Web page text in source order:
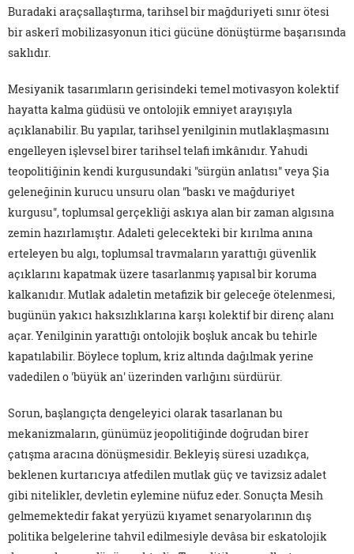
Buradaki araçsallaştırma, tarihsel bir mağduriyeti sınır ötesi
bir askerî mobilizasyonun itici gücüne dönüştürme başarısında
saklıdır.
Mesiyanik tasarımların gerisindeki temel motivasyon kolektif
hayatta kalma güdüsü ve ontolojik emniyet arayışıyla
açıklanabilir. Bu yapılar, tarihsel yenilginin mutlaklaşmasını
engelleyen işlevsel birer tarihsel telafi imkânıdır. Yahudi
teopolitiğinin kendi kurgusundaki "sürgün anlatısı" veya Şia
geleneğinin kurucu unsuru olan "baskı ve mağduriyet
kurgusu", toplumsal gerçekliği askıya alan bir zaman algısına
zemin hazırlamıştır. Adaleti gelecekteki bir kırılma anına
erteleyen bu algı, toplumsal travmaların yarattığı güvenlik
açıklarını kapatmak üzere tasarlanmış yapısal bir koruma
kalkanıdır. Mutlak adaletin metafizik bir geleceğe ötelenmesi,
bugünün yakıcı haksızlıklarına karşı kolektif bir direnç alanı
açar. Yenilginin yarattığı ontolojik boşluk ancak bu tehirle
kapatılabilir. Böylece toplum, kriz altında dağılmak yerine
vadedilen o 'büyük an' üzerinden varlığını sürdürür.
Sorun, başlangıçta dengeleyici olarak tasarlanan bu
mekanizmaların, günümüz jeopolitiğinde doğrudan birer
çatışma aracına dönüşmesidir. Bekleyiş süresi uzadıkça,
beklenen kurtarıcıya atfedilen mutlak güç ve tavizsiz adalet
gibi nitelikler, devletin eylemine nüfuz eder. Sonuçta Mesih
gelmemektedir fakat yeryüzü kıyamet senaryolarının dış
politika belgelerine tahvil edilmesiyle devâsa bir eskatolojik